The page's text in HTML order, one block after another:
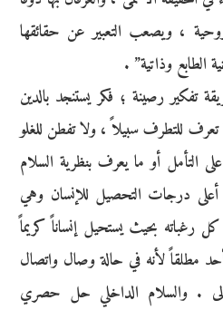
، ويصعب التعبير عن حقائقها
الطابع وذاتية” .
تفكير رصينة ؛ فكر يستنجد بالدين
تعرف للتطرف سبيلاً ، ولا تفطن للغلو
التأمل أو ما يعرف بنظرية السلام
أعلى درجات التحصيل للإنسان وهي
رغباته بحيث يستحيل إنساناً كريماً
مطلقاً لأنه في حالة وصال واتصال
. والسلام الداخلي حل حصري